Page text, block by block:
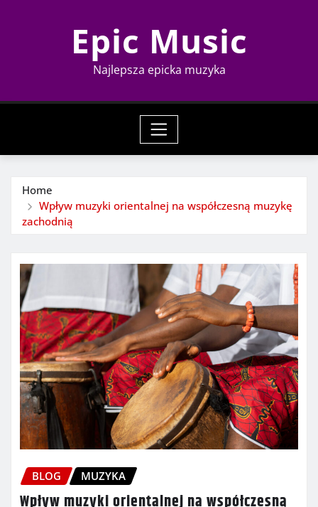
Epic Music
Najlepsza epicka muzyka
Home
Wpływ muzyki orientalnej na współczesną muzykę
zachodnią
BLOG MUZYKA
Wpływ muzyki orientalnej na współczesną